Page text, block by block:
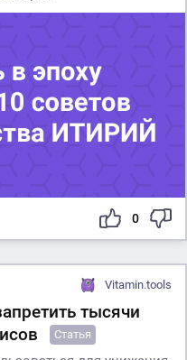
0
Vitamin.tools
тысячи
Статья